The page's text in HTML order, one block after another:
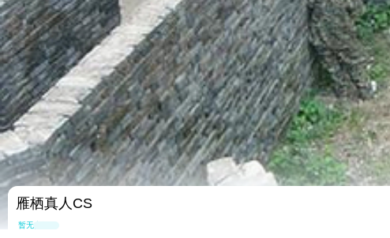
雁栖真人CS
暂无点评